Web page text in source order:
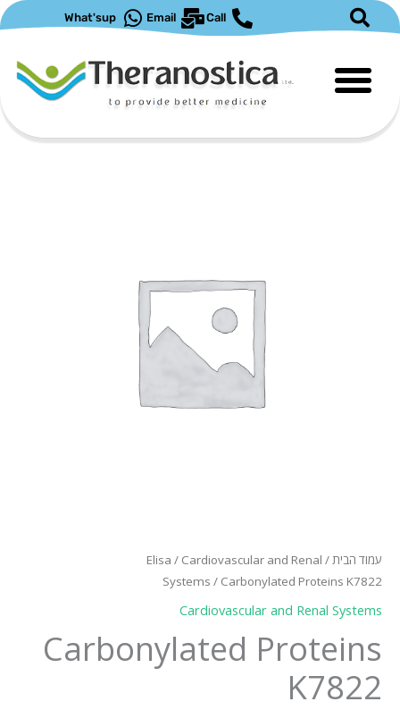
Call
Email
What'sup
עמוד הבית/
Elisa / Cardiovascular and Renal
Systems / Carbonylated Proteins K7822
Cardiovascular and Renal Systems
Carbonylated Proteins
K7822